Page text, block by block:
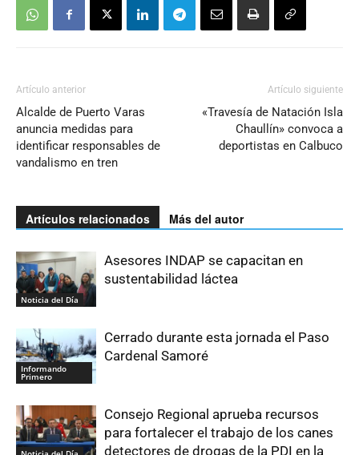
Artículo anterior
Alcalde de Puerto Varas
anuncia medidas para
identificar responsables de
vandalismo en tren
Artículo siguiente
«Travesía de Natación Isla
Chaullín» convoca a
deportistas en Calbuco
Artículos relacionados Más del autor
Noticia del Día
Asesores INDAP se capacitan en
sustentabilidad láctea
Informando
Primero
Cerrado durante esta jornada el Paso
Cardenal Samoré
Consejo Regional aprueba recursos
para fortalecer el trabajo de los canes
detectores de drogas de la PDI en la